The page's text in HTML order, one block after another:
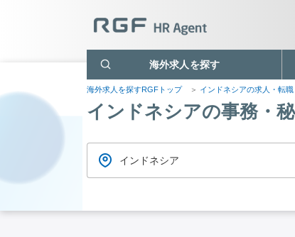
海外求人を探す
海外求人を探すRGFトップ インドネシアの求人・転
インドネシアの事務・
インドネシア